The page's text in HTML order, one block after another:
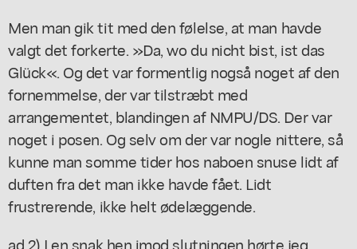
Men man gik tit med den følelse, at man havde
valgt det forkerte. »Da, wo du nicht bist, ist das
Glück«. Og det var formentlig nogså noget af den
fornemmelse, der var tilstræbt med
arrangementet, blandingen af NMPU/DS. Der var
noget i posen. Og selv om der var nogle nittere, så
kunne man somme tider hos naboen snuse lidt af
duften fra det man ikke havde fået. Lidt
frustrerende, ikke helt ødelæggende.
ad 2) I en snak hen imod slutningen hørte jeg